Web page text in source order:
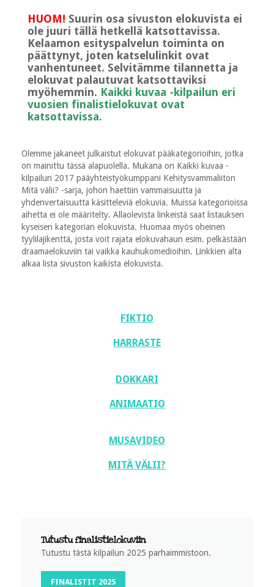
HUOM! Suurin osa sivuston elokuvista ei
ole juuri tällä hetkellä katsottavissa.
Kelaamon esityspalvelun toiminta on
päättynyt, joten katselulinkit ovat
vanhentuneet. Selvitämme tilannetta ja
elokuvat palautuvat katsottaviksi
myöhemmin. Kaikki kuvaa -kilpailun eri
vuosien finalistielokuvat ovat
katsottavissa.
Olemme jakaneet julkaistut elokuvat pääkategorioihin, jotka
on mainittu tässä alapuolella. Mukana on Kaikki kuvaa -
kilpailun 2017 pääyhteistyökumppani Kehitysvammaliiton
Mitä välii? -sarja, johon haettiin vammaisuutta ja
yhdenvertaisuutta käsitteleviä elokuvia. Muissa kategorioissa
aihetta ei ole määritelty. Allaolevista linkeistä saat listauksen
kyseisen kategorian elokuvista. Huomaa myös oheinen
tyylilajikenttä, josta voit rajata elokuvahaun esim. pelkästään
draamaelokuviin tai vaikka kauhukomedioihin. Linkkien alta
alkaa lista sivuston kaikista elokuvista.
FIKTIO
HARRASTE
DOKKARI
ANIMAATIO
MUSAVIDEO
MITÄ VÄLII?
Tutustu finalistielokuviin
Tutustu tästä kilpailun 2025 parhaimmistoon.
FINALISTIT 2025